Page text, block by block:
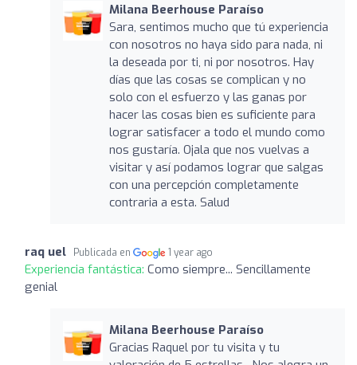
Milana Beerhouse Paraíso
Sara, sentimos mucho que tú experiencia
con nosotros no haya sido para nada, ni
la deseada por ti, ni por nosotros. Hay
días que las cosas se complican y no
solo con el esfuerzo y las ganas por
hacer las cosas bien es suficiente para
lograr satisfacer a todo el mundo como
nos gustaría. Ojala que nos vuelvas a
visitar y así podamos lograr que salgas
con una percepción completamente
contraria a esta. Salud
raq uel Publicada en 1 year ago
Experiencia fantástica: Como siempre... Sencillamente
genial
Milana Beerhouse Paraíso
Gracias Raquel por tu visita y tu